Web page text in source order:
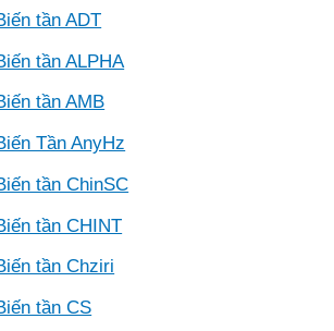
tần ADT
tần ALPHA
tần AMB
Tần AnyHz
tần ChinSC
tần CHINT
tần Chziri
tần CS